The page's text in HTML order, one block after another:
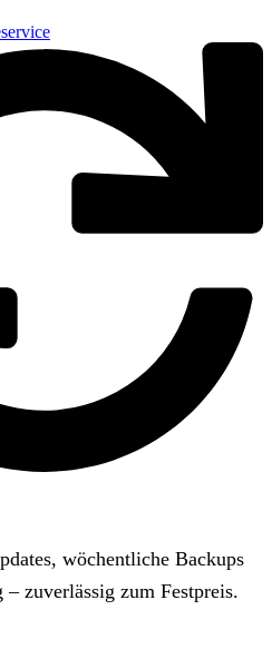
wöchentliche Backups
zuverlässig zum Festpreis.